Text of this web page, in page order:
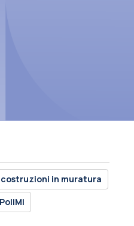
costruzioni in muratura
PoliMi